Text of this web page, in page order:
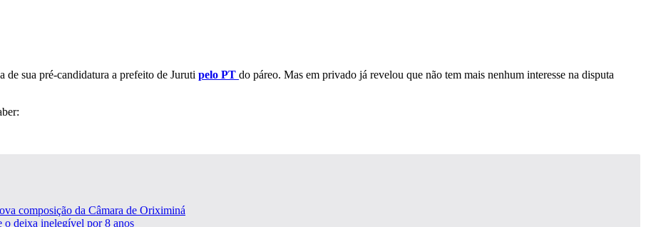
de sua pré-candidatura a prefeito de Juruti pelo PT do páreo. Mas em privado já revelou que não tem mais nenhum interesse na disputa
composição da Câmara de Oriximiná
o deixa inelegível por 8 anos